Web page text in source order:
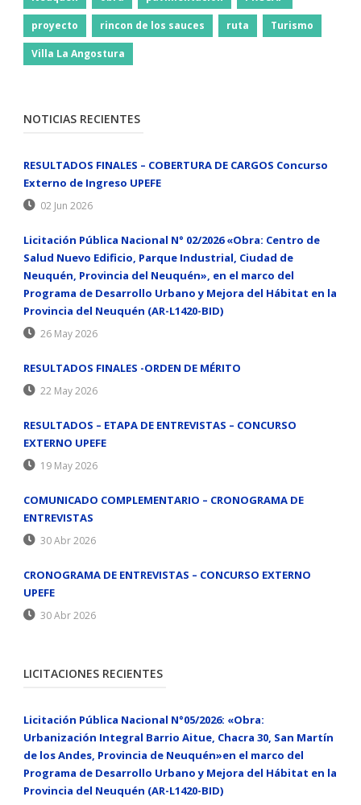
proyecto rincon de los sauces ruta Turismo
Villa La Angostura
NOTICIAS RECIENTES
RESULTADOS FINALES – COBERTURA DE CARGOS Concurso
Externo de Ingreso UPEFE
02 Jun 2026
Licitación Pública Nacional N° 02/2026 «Obra: Centro de
Salud Nuevo Edificio, Parque Industrial, Ciudad de
Neuquén, Provincia del Neuquén», en el marco del
Programa de Desarrollo Urbano y Mejora del Hábitat en la
Provincia del Neuquén (AR-L1420-BID)
26 May 2026
RESULTADOS FINALES -ORDEN DE MÉRITO
22 May 2026
RESULTADOS – ETAPA DE ENTREVISTAS – CONCURSO
EXTERNO UPEFE
19 May 2026
COMUNICADO COMPLEMENTARIO – CRONOGRAMA DE
ENTREVISTAS
30 Abr 2026
CRONOGRAMA DE ENTREVISTAS – CONCURSO EXTERNO
UPEFE
30 Abr 2026
LICITACIONES RECIENTES
Licitación Pública Nacional N°05/2026: «Obra:
Urbanización Integral Barrio Aitue, Chacra 30, San Martín
de los Andes, Provincia de Neuquén»en el marco del
Programa de Desarrollo Urbano y Mejora del Hábitat en la
Provincia del Neuquén (AR-L1420-BID)